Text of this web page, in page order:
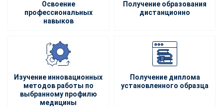
Освоение
профессиональных
навыков
Получение образования
дистанционно
Изучение инновационных
методов работы по
выбранному профилю
медицины
Получение диплома
установленного образца